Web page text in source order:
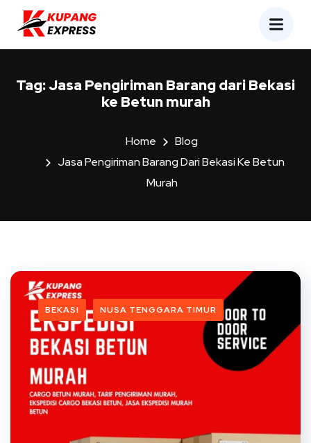
Tag:Jasa Pengiriman Barang dari Bekasi
ke Betun murah
Home
Blog
Jasa Pengiriman Barang Dari Bekasi Ke Betun
Murah
BEKASI NUSA TENGGARA TIMUR